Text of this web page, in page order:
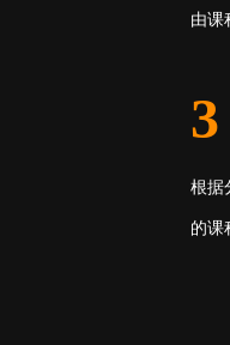
由课
3
根据
的课